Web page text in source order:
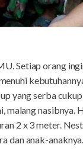
Setiap orang
yang serba
malang nasibnya.
2 x 3 meter.
dan anak-anaknya.